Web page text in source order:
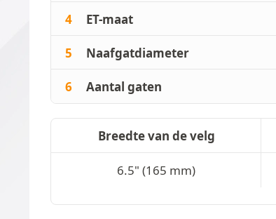
4 ET-maat
5 Naafgatdiameter
6 Aantal gaten
Breedte van de velg
6.5" (165 mm)